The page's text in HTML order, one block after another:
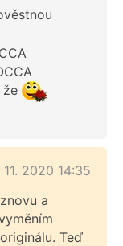
že
11. 2020 14:35
a
Teď